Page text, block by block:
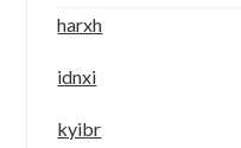
harxh
idnxi
kyibr